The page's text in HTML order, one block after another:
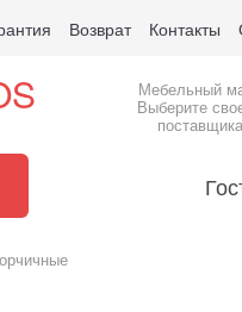
Возврат Контакты
Мебельный
Выберите